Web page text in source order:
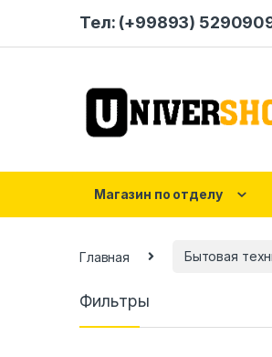
Тел: (+99893)
Магазин по отделу
Главная Бытовая
Фильтры